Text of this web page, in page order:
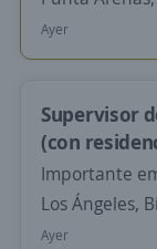
Ayer
Supervisor
(con
Importante
Los Ángeles,
Ayer